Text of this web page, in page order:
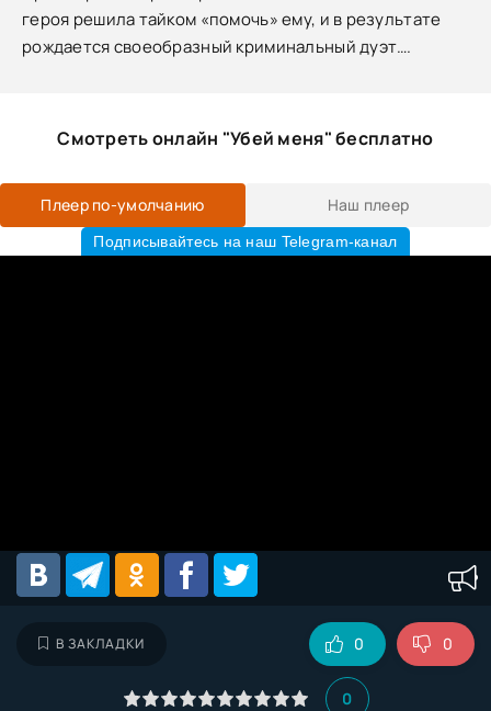
героя решила тайком «помочь» ему, и в результате
рождается своеобразный криминальный дуэт….
Смотреть онлайн "Убей меня" бесплатно
Плеер по-умолчанию Наш плеер
Подписывайтесь на наш Telegram-канал
В ЗАКЛАДКИ
0
0 0